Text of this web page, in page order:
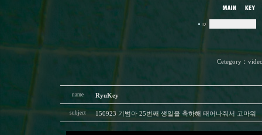
Cetegory ：
name RyuKey
subject 150923 기범아 25번째 생일을 축하해 태어나줘서 고마워